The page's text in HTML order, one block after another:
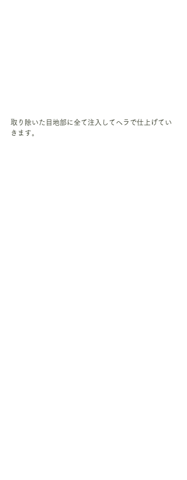
取り除いた目地部に全て注入してヘラで仕上げてい
きます。